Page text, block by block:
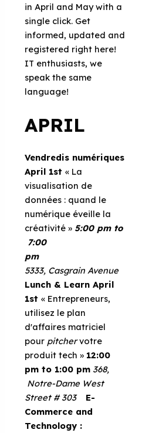
in April and May with a
single click. Get
informed, updated and
registered right here!
IT enthusiasts, we
speak the same
language!
APRIL
Vendredis numériques
April 1st « La
visualisation de
données : quand le
numérique éveille la
créativité » 5:00 pm to
7:00
pm
5333, Casgrain Avenue
Lunch & LearnApril
1st « Entrepreneurs,
utilisez le plan
d'affaires matriciel
pour pitchervotre
produit tech »12:00
pm to 1:00 pm 368,
Notre-Dame West
Street # 303
E-
Commerce and
Technology :